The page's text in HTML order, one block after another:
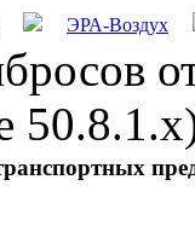
ЭРА-Воздух